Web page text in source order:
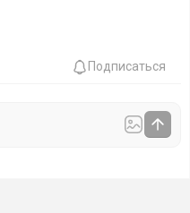
Подписаться